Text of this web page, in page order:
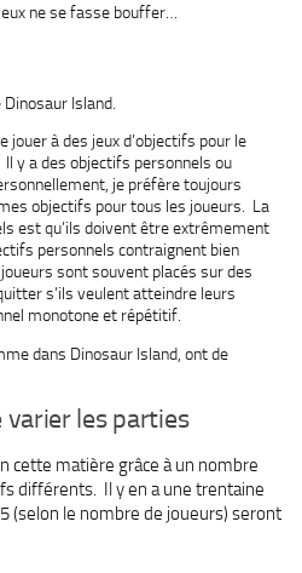
ne se fasse bouffer…
Island.
jouer à des jeux d’objectifs pour le
y a des objectifs personnels ou
je préfère toujours
objectifs pour tous les joueurs. La
est qu’ils doivent être extrêmement
personnels contraignent bien
sont souvent placés sur des
s’ils veulent atteindre leurs
monotone et répétitif.
dans Dinosaur Island, ont de
les parties
cette matière grâce à un nombre
différents. Il y en a une trentaine
(selon le nombre de joueurs) seront